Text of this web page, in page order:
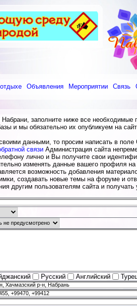
Объявления Мероприятии Связь
заполните ниже все необходимые
и мы обязательно их опубликуем на
данными, то просим написать в
связи Администрация сайта
лично и Вы получите свои
изменять данные вашего профиля на
возможность добавления
создавать новые темы на форуме и
другим пользователям сайта и
Русский Английский